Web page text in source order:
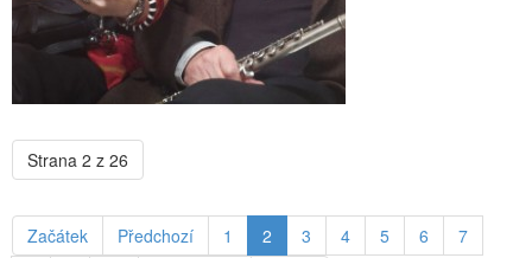
Strana 2 z 26
Začátek Předchozí 1 2 3 4 5 6
7